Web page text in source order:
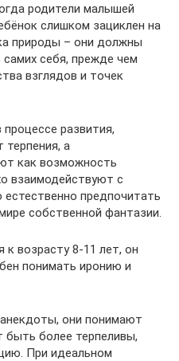
родители малышей
слишком зациклен на
природы – они должны
самих себя, прежде чем
взглядов и точек
развития,
терпения, а
как возможность
взаимодействуют с
предпочитать
собственной фантазии.
к возрасту 8-11 лет, он
понимать иронию и
они понимают
быть более терпеливы,
При идеальном